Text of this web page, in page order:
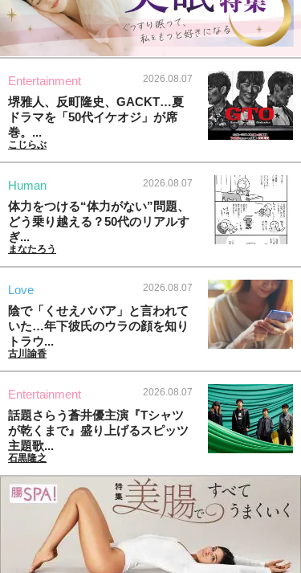
Entertainment 2026.08.07
堺雅人、反町隆史、GACKT…夏
ドラマを「50代イケオジ」が席
巻。...
こじらぶ
Human 2026.08.07
体力をつける“体力がない”問題、
どう乗り越える？50代のリアルす
ぎ...
まなたろう
Love 2026.08.07
陰で「くせえババア」と言われて
いた…年下彼氏のウラの顔を知り
トラウ...
古川諭香
Entertainment 2026.08.07
話題さらう蒼井優主演『Tシャツ
が乾くまで』盛り上げるスピッツ
主題歌...
石黒隆之